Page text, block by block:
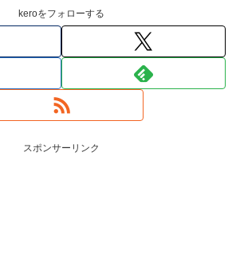
keroをフォローする
スポンサーリンク